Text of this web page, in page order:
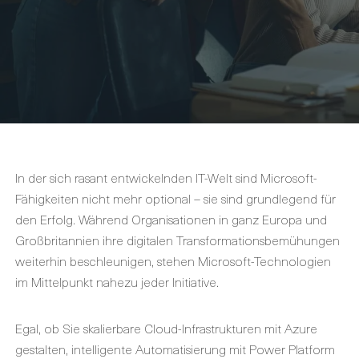
In der sich rasant entwickelnden IT-Welt sind Microsoft-
Fähigkeiten nicht mehr optional – sie sind grundlegend für
den Erfolg. Während Organisationen in ganz Europa und
Großbritannien ihre digitalen Transformationsbemühungen
weiterhin beschleunigen, stehen Microsoft-Technologien
im Mittelpunkt nahezu jeder Initiative.
Egal, ob Sie skalierbare Cloud-Infrastrukturen mit Azure
gestalten, intelligente Automatisierung mit Power Platform